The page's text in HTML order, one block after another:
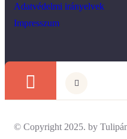
Adatvédelmi irányelvek
Impresszum
© Copyright 2025. by